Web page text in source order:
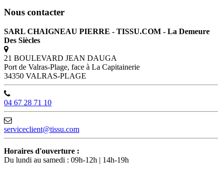
Nous contacter
SARL CHAIGNEAU PIERRE - TISSU.COM - La Demeure
Des Siècles
21 BOULEVARD JEAN DAUGA
Port de Valras-Plage, face à La Capitainerie
34350 VALRAS-PLAGE
04 67 28 71 10
serviceclient@tissu.com
Horaires d'ouverture :
Du lundi au samedi : 09h-12h | 14h-19h